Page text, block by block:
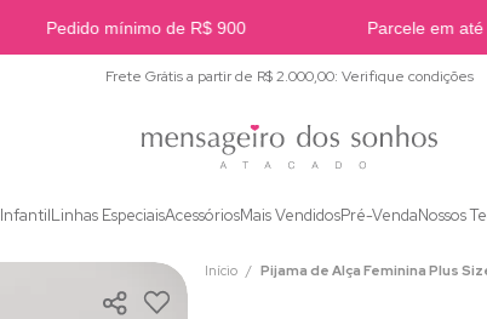
Pedido mínimo de R$ 900 Parcele em até
Frete Grátis a partir de R$ 2.000,00: Verifique condições
InfantilLinhas EspeciaisAcessóriosMais VendidosPré-VendaNossos
Início Pijama de Alça Feminina Plus